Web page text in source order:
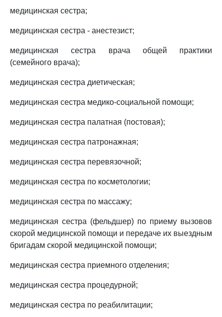
медицинская сестра;
медицинская сестра - анестезист;
медицинская сестра врача общей практики
(семейного врача);
медицинская сестра диетическая;
медицинская сестра медико-социальной помощи;
медицинская сестра палатная (постовая);
медицинская сестра патронажная;
медицинская сестра перевязочной;
медицинская сестра по косметологии;
медицинская сестра по массажу;
медицинская сестра (фельдшер) по приему вызовов
скорой медицинской помощи и передаче их выездным
бригадам скорой медицинской помощи;
медицинская сестра приемного отделения;
медицинская сестра процедурной;
медицинская сестра по реабилитации;